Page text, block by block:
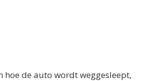
hoe de auto wordt weggesleept,